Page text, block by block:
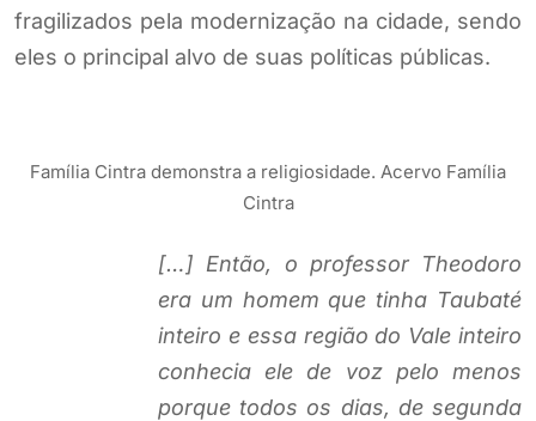
fragilizados pela modernização na cidade, sendo
eles o principal alvo de suas políticas públicas.
Família Cintra demonstra a religiosidade. Acervo Família
Cintra
[…] Então, o professor Theodoro
era um homem que tinha Taubaté
inteiro e essa região do Vale inteiro
conhecia ele de voz pelo menos
porque todos os dias, de segunda